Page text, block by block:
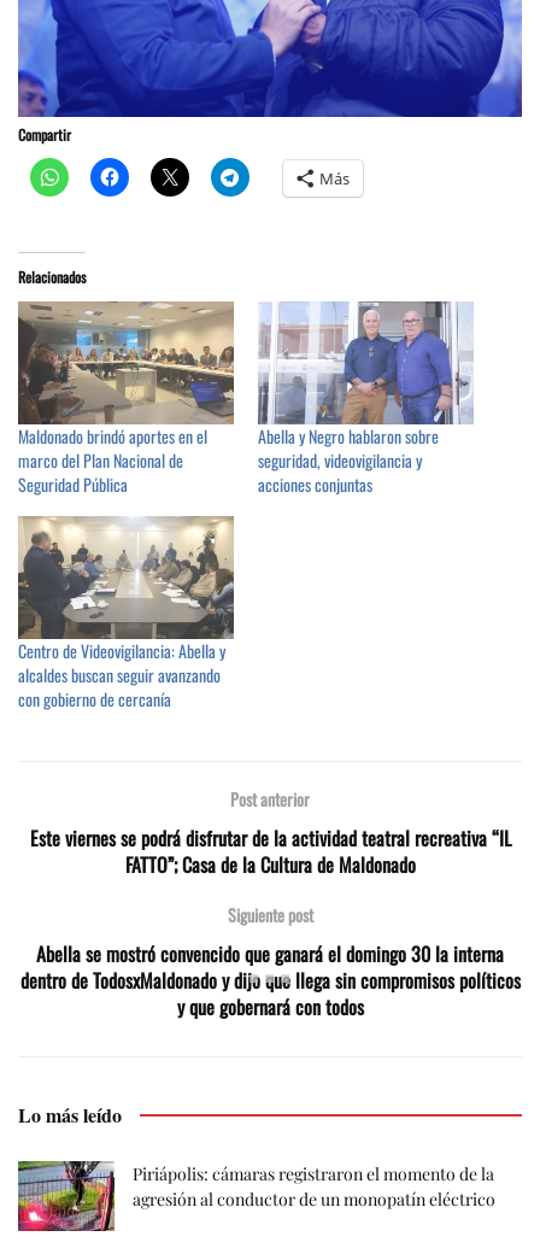
Compartir
Más
Relacionados
Maldonado brindó aportes en el
marco del Plan Nacional de
Seguridad Pública
Abella y Negro hablaron sobre
seguridad, videovigilancia y
acciones conjuntas
Centro de Videovigilancia: Abella y
alcaldes buscan seguir avanzando
con gobierno de cercanía
Post anterior
Este viernes se podrá disfrutar de la actividad teatral recreativa “IL
FATTO”; Casa de la Cultura de Maldonado
Siguiente post
Abella se mostró convencido que ganará el domingo 30 la interna
dentro de TodosxMaldonado y dijo que llega sin compromisos políticos
y que gobernará con todos
Lo más leído
Piriápolis: cámaras registraron el momento de la
agresión al conductor de un monopatín eléctrico